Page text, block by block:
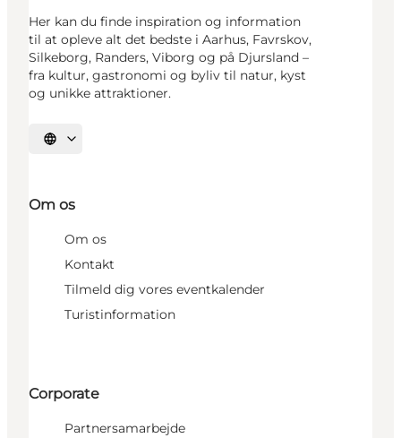
Her kan du finde inspiration og information
til at opleve alt det bedste i Aarhus, Favrskov,
Silkeborg, Randers, Viborg og på Djursland –
fra kultur, gastronomi og byliv til natur, kyst
og unikke attraktioner.
Vælg sprog
Om os
Om os
Kontakt
Tilmeld dig vores eventkalender
Turistinformation
Corporate
Partnersamarbejde